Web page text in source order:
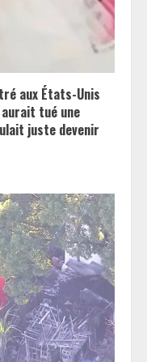
aux États-Unis
tué une
juste devenir